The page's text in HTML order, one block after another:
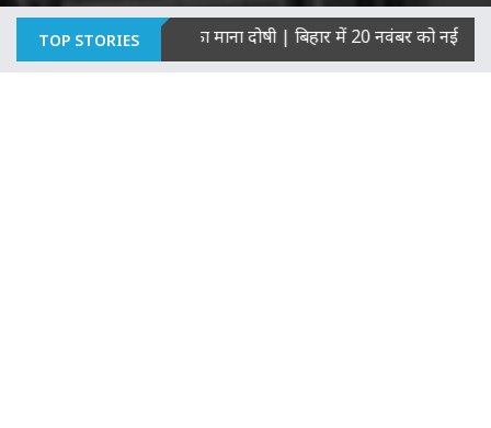
TOP STORIES
की हत्याओं का माना दोषी|बिहार में 20 नवंबर को नई सरकार का